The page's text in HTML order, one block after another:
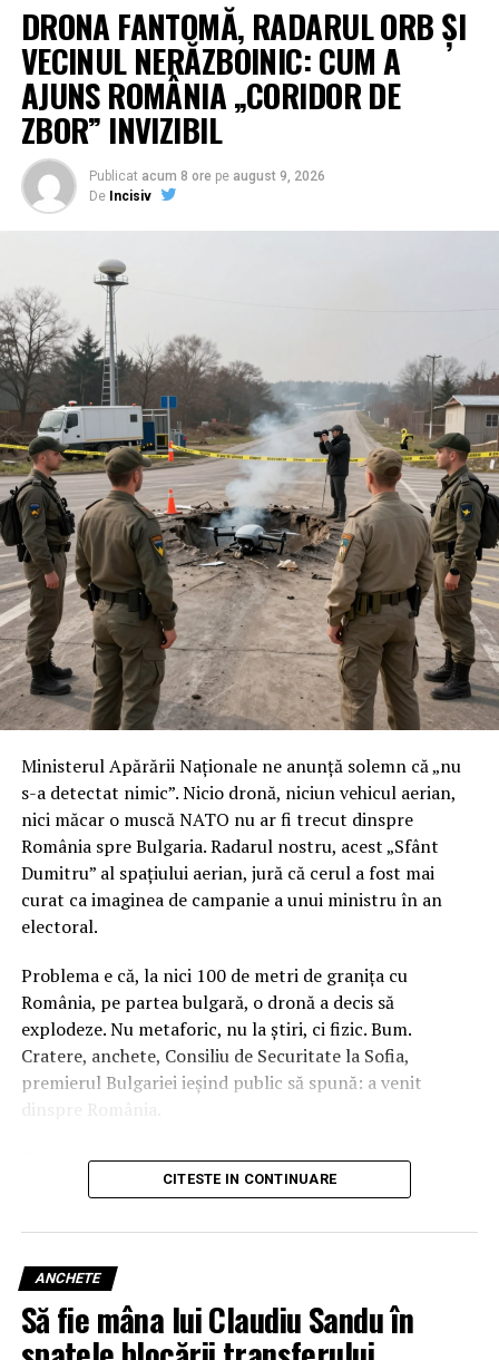
DRONA FANTOMĂ, RADARUL ORB ȘI
VECINUL NERĂZBOINIC: CUM A
AJUNS ROMÂNIA „CORIDOR DE
ZBOR” INVIZIBIL
Publicat acum 8 ore pe august 9, 2026
De Incisiv
Ministerul Apărării Naționale ne anunță solemn că „nu
s-a detectat nimic”. Nicio dronă, niciun vehicul aerian,
nici măcar o muscă NATO nu ar fi trecut dinspre
România spre Bulgaria. Radarul nostru, acest „Sfânt
Dumitru” al spațiului aerian, jură că cerul a fost mai
curat ca imaginea de campanie a unui ministru în an
electoral.
Problema e că, la nici 100 de metri de granița cu
România, pe partea bulgară, o dronă a decis să
explodeze. Nu metaforic, nu la știri, ci fizic. Bum.
Cratere, anchete, Consiliu de Securitate la Sofia,
premierul Bulgariei ieșind public să spună: a venit
dinspre România.
România, calmă ca un funcționar la 15:59: – Radarul n-a
văzut nimic. – Atunci nu există. – Ce explodează la vecini
MApN ne explică doct că sistemele radar „nu au
detectat” și „nu au fost înregistrate evoluții de ținte
aeriene” care să indice o traiectorie către Bulgaria.
Traducere: dacă nu apare pe ecran, atunci ori nu există,
CITESTE IN CONTINUARE
ANCHETE
Să fie mâna lui Claudiu Sandu în